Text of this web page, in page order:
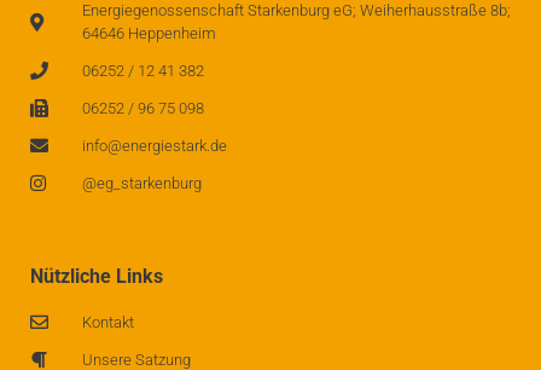
Energiegenossenschaft Starkenburg eG; Weiherhausstraße 8b;
64646 Heppenheim
06252 / 12 41 382
06252 / 96 75 098
info@energiestark.de
@eg_starkenburg
Nützliche Links
Kontakt
Unsere Satzung